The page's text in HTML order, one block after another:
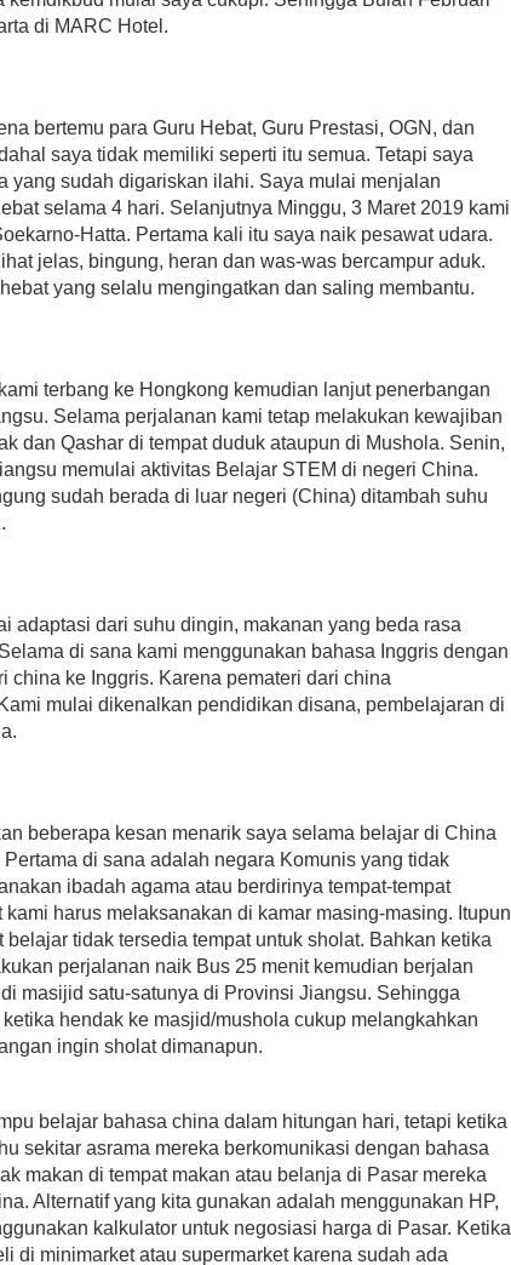
di MARC Hotel.
bertemu para Guru Hebat, Guru Prestasi, OGN, dan
saya tidak memiliki seperti itu semua. Tetapi saya
yang sudah digariskan ilahi. Saya mulai menjalan
selama 4 hari. Selanjutnya Minggu, 3 Maret 2019 kami
Hatta. Pertama kali itu saya naik pesawat udara.
jelas, bingung, heran dan was-was bercampur aduk.
yang selalu mengingatkan dan saling membantu.
terbang ke Hongkong kemudian lanjut penerbangan
Selama perjalanan kami tetap melakukan kewajiban
dan Qashar di tempat duduk ataupun di Mushola. Senin,
memulai aktivitas Belajar STEM di negeri China.
sudah berada di luar negeri (China) ditambah suhu
adaptasi dari suhu dingin, makanan yang beda rasa
di sana kami menggunakan bahasa Inggris dengan
china ke Inggris. Karena pemateri dari china
mulai dikenalkan pendidikan disana, pembelajaran di
beberapa kesan menarik saya selama belajar di China
di sana adalah negara Komunis yang tidak
ibadah agama atau berdirinya tempat-tempat
harus melaksanakan di kamar masing-masing. Itupun
belajar tidak tersedia tempat untuk sholat. Bahkan ketika
perjalanan naik Bus 25 menit kemudian berjalan
masijid satu-satunya di Provinsi Jiangsu. Sehingga
hendak ke masjid/mushola cukup melangkahkan
ingin sholat dimanapun.
belajar bahasa china dalam hitungan hari, tetapi ketika
sekitar asrama mereka berkomunikasi dengan bahasa
makan di tempat makan atau belanja di Pasar mereka
Alternatif yang kita gunakan adalah menggunakan HP,
kalkulator untuk negosiasi harga di Pasar. Ketika
di minimarket atau supermarket karena sudah ada